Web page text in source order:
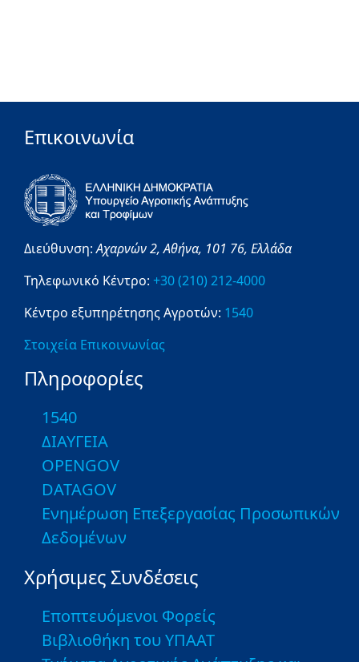
Επικοινωνία
Διεύθυνση:Αχαρνών 2,Αθήνα, 101 76, Ελλάδα
Τηλεφωνικό Κέντρο: +30 (210) 212-4000
Κέντρο εξυπηρέτησης Αγροτών: 1540
Στοιχεία Επικοινωνίας
Πληροφορίες
1540
ΔΙΑΥΓΕΙΑ
OPENGOV
DATAGOV
Ενημέρωση Επεξεργασίας Προσωπικών
Δεδομένων
Χρήσιμες Συνδέσεις
Εποπτευόμενοι Φορείς
Βιβλιοθήκη του ΥΠΑΑΤ